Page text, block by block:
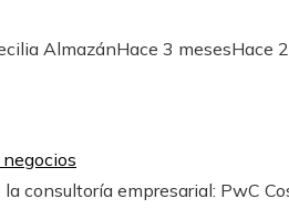
AlmazánHace 3 mesesHace 2
consultoría empresarial: PwC